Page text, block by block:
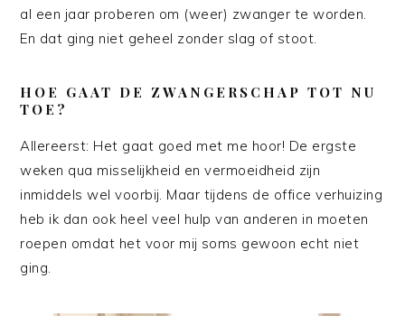
al een jaar proberen om (weer) zwanger te worden.
En dat ging niet geheel zonder slag of stoot.
HOE GAAT DE ZWANGERSCHAP TOT NU
TOE?
Allereerst: Het gaat goed met me hoor! De ergste
weken qua misselijkheid en vermoeidheid zijn
inmiddels wel voorbij. Maar tijdens de office verhuizing
heb ik dan ook heel veel hulp van anderen in moeten
roepen omdat het voor mij soms gewoon echt niet
ging.